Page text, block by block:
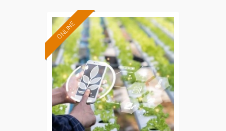
ONLINE
Formación 100%
subvencionada.
Para desempleados,
trabajadores y autónomos.
Sector
-Agricultura y Ganadería.